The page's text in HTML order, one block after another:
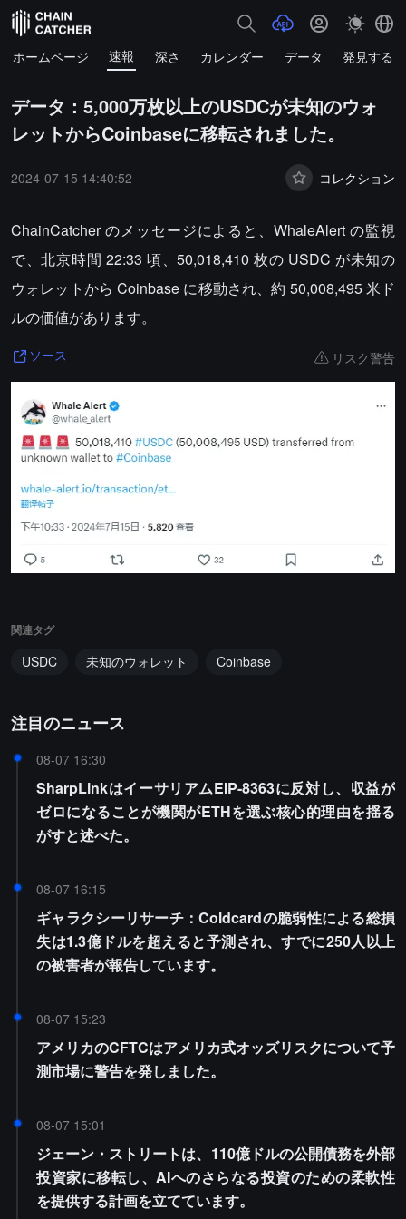
ホームページ 速報 深さ カレンダー データ 発見する
データ：5,000万枚以上のUSDCが未知のウォ
レットからCoinbaseに移転されました。
2024-07-15 14:40:52 コレクション
ChainCatcher のメッセージによると、WhaleAlert の監視
で、北京時間 22:33 頃、50,018,410 枚の USDC が未知の
ウォレットから Coinbase に移動され、約 50,008,495 米ド
ルの価値があります。
ソース リスク警告
関連タグ
USDC 未知のウォレット Coinbase
注目のニュース
08-07 16:30
SharpLinkはイーサリアムEIP-8363に反対し、収益が
ゼロになることが機関がETHを選ぶ核心的理由を揺る
がすと述べた。
08-07 16:15
ギャラクシーリサーチ：Coldcardの脆弱性による総損
失は1.3億ドルを超えると予測され、すでに250人以上
の被害者が報告しています。
08-07 15:23
アメリカのCFTCはアメリカ式オッズリスクについて予
測市場に警告を発しました。
08-07 15:01
ジェーン・ストリートは、110億ドルの公開債務を外部
投資家に移転し、AIへのさらなる投資のための柔軟性
を提供する計画を立てています。